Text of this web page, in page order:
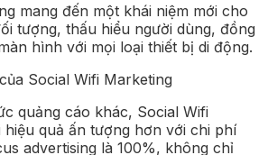
mang đến một khái niệm mới cho
tượng, thấu hiểu người dùng, đồng
hình với mọi loại thiết bị di động.
Social Wifi Marketing
quảng cáo khác, Social Wifi
hiệu quả ấn tượng hơn với chi phí
advertising là 100%, không chỉ